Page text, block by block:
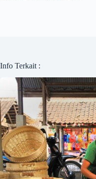
Info Terkait :